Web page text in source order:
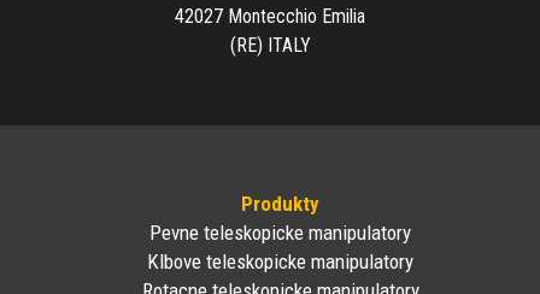
42027 Montecchio Emilia
(RE) ITALY
Produkty
Pevne teleskopicke manipulatory
Klbove teleskopicke manipulatory